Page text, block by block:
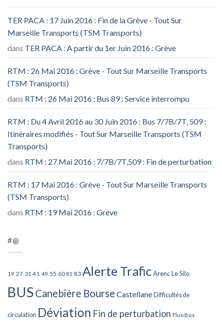
TER PACA : 17 Juin 2016 : Fin de la Grève - Tout Sur
Marseille Transports (TSM Transports)
dans TER PACA : A partir du 1er Juin 2016 : Grève
RTM : 26 Mai 2016 : Grève - Tout Sur Marseille Transports
(TSM Transports)
dans RTM : 26 Mai 2016 : Bus 89 : Service interrompu
RTM : Du 4 Avril 2016 au 30 Juin 2016 : Bus 7/7B/7T, 509 :
Itinéraires modifiés - Tout Sur Marseille Transports (TSM
Transports)
dans RTM : 27 Mai 2016 : 7/7B/7T,509 : Fin de perturbation
RTM : 17 Mai 2016 : Grève - Tout Sur Marseille Transports
(TSM Transports)
dans RTM : 19 Mai 2016 : Grève
#@
19 27 31 41 49 55 60 81 83 Alerte TraficArenc Le Silo
BUS Canebière Bourse Castellane Difficultés de
circulation Déviation Fin de perturbation Fluo Bus